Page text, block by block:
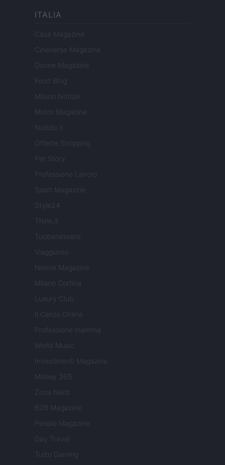
ITALIA
Casa Magazine
Cineverse Magazine
Donne Magazine
Food Blog
Milano Notizie
Motor Magazine
Notizie.it
Offerte Shopping
Pet Story
Professione Lavoro
Sport Magazine
Style24
Think.it
Tuobenessere
Viaggiamo
Nonne Magazine
Milano Cortina
Luxury Club
Il Calcio Online
Professione mamma
World Music
Investimenti Magazine
Money 365
Zona Nerd
B2B Magazine
People Magazine
Day Travel
Tutto Gaming